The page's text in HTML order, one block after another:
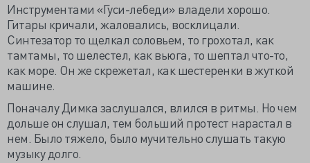
Инструментами «Гуси-лебеди» владели хорошо.
Гитары кричали, жаловались, восклицали.
Синтезатор то щелкал соловьем, то грохотал, как
тамтамы, то шелестел, как вьюга, то шептал что-то,
как море. Он же скрежетал, как шестеренки в жуткой
машине.
Поначалу Димка заслушался, влился в ритмы. Но чем
дольше он слушал, тем больший протест нарастал в
нем. Было тяжело, было мучительно слушать такую
музыку долго.